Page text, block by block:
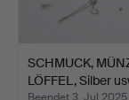
SCHMUCK,
LÖFFEL, Silber